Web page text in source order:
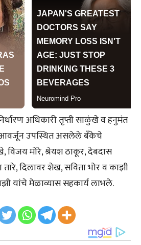
अधिकारी तृप्ती साळुंखे व हनुमंत
आवर्जून उपस्थित असलेले बँकेचे
विजय मोरे, श्रेयश ठाकूर, देबदास
दिलावर शेख, सविता भोर व काझी
यांचे मेळाव्यास सहकार्य लाभले.